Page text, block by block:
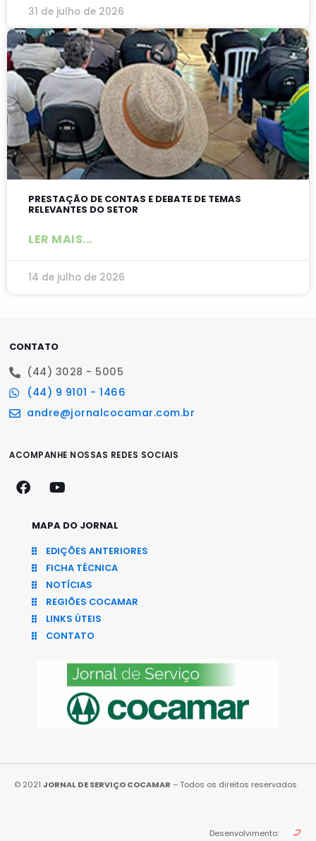
31 de julho de 2026
PRESTAÇÃO DE CONTAS E DEBATE DE TEMAS
RELEVANTES DO SETOR
LER MAIS...
14 de julho de 2026
CONTATO
(44) 3028 - 5005
(44) 9 9101 - 1466
andre@jornalcocamar.com.br
ACOMPANHE NOSSAS REDES SOCIAIS
MAPA DO JORNAL
EDIÇÕES ANTERIORES
FICHA TÉCNICA
NOTÍCIAS
REGIÕES COCAMAR
LINKS ÚTEIS
CONTATO
© 2021 JORNAL DE SERVIÇO COCAMAR – Todos os direitos reservados
Desenvolvimento: